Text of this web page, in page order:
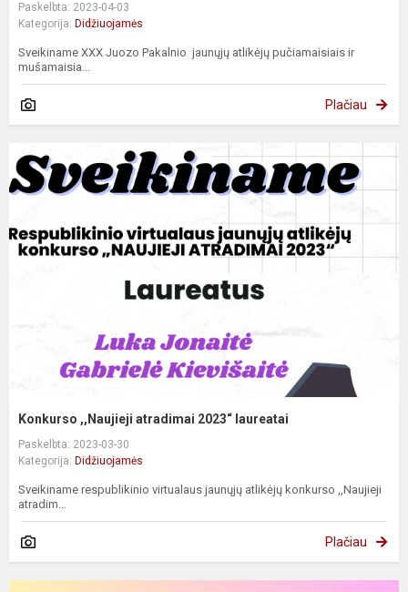
Paskelbta: 2023-04-03
Kategorija: Didžiuojamės
Sveikiname XXX Juozo Pakalnio jaunųjų atlikėjų pučiamaisiais ir
mušamaisia...
Plačiau
Konkurso ,,Naujieji atradimai 2023“ laureatai
Paskelbta: 2023-03-30
Kategorija: Didžiuojamės
Sveikiname respublikinio virtualaus jaunųjų atlikėjų konkurso ,,Naujieji
atradim...
Plačiau